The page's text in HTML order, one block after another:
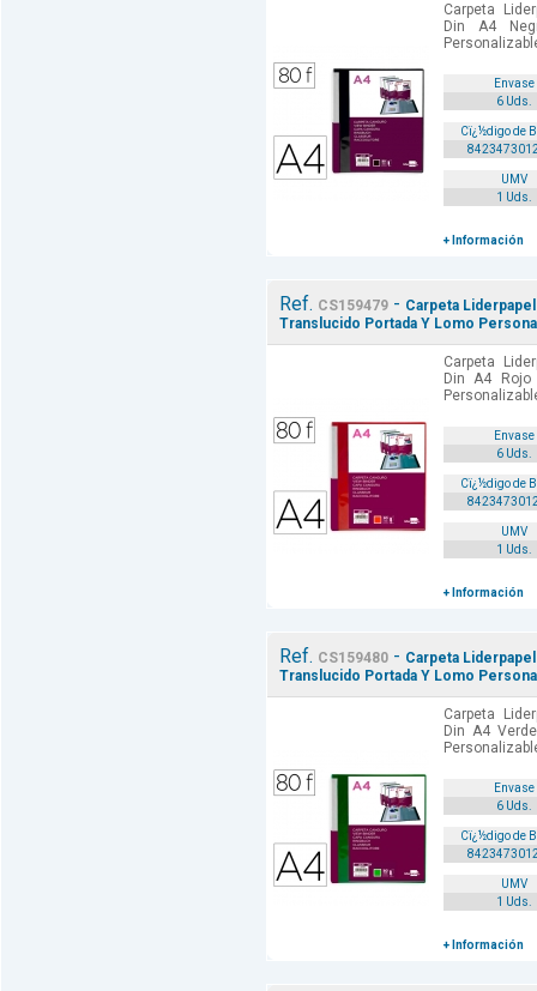
Carpeta
Din A4
Envase
6 Uds.
Cï¿½digo de
UMV
1 Uds.
+ Información
Ref. CS159479 - Carpeta
Translucido Portada Y Lomo
Carpeta
Din A4 Rojo
Envase
6 Uds.
Cï¿½digo de
UMV
1 Uds.
+ Información
Ref. CS159480 - Carpeta
Translucido Portada Y Lomo
Carpeta
Din A4
Envase
6 Uds.
Cï¿½digo de
UMV
1 Uds.
+ Información